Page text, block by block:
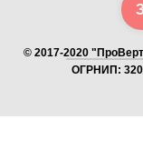
© 2017-2020
ОГРНИП: